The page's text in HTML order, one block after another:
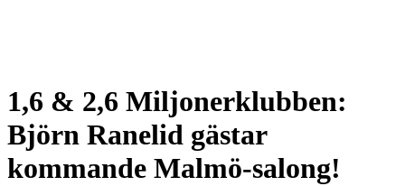
1,6 & 2,6 Miljonerklubben:
Björn Ranelid gästar
kommande Malmö-salong!